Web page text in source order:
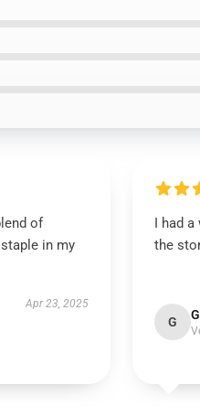
of
in my
Apr 23, 2025
I had a
the
G